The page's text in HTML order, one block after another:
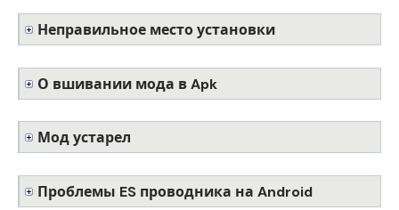
Неправильное место установки
О вшивании мода в Apk
Мод устарел
Проблемы ES проводника на Android